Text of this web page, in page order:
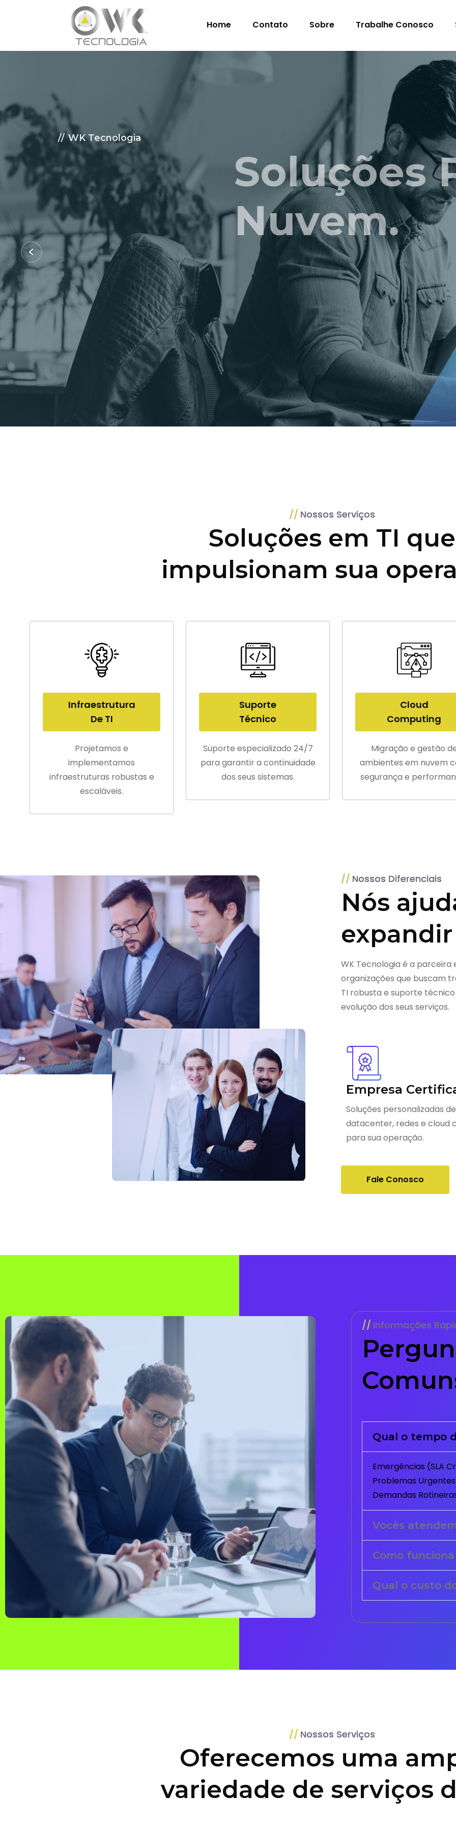
Home Contato Sobre Trabalhe Conosco
WK Tecnologia
Soluções Para
Nuvem.
Certificações: AWS Partner, Microsoft Gold
Fale Conosco
Nossos Serviços
Soluções em TI que
impulsionam sua
Infraestrutura
De TI
Projetamos e
implementamos
infraestruturas robustas e
escaláveis.
Suporte
Técnico
Suporte especializado 24/7
para garantir a continuidade
dos seus sistemas.
Cloud
Computing
Migração e gestão
ambientes em nuvem
segurança e
Nossos Diferenciais
Nós
WK Tecnologia é a
organizações que buscam
TI robusta e suporte
evolução dos seus serviços.
Empresa
Soluções personalizadas de
datacenter, redes e cloud
para sua operação.
Fale Conosco
Informações
Qual o tempo
Emergências (SLA
Problemas
Demandas
Vocês
Como
Qual o custo
Nossos Serviços
Oferecemos uma
variedade de serviços